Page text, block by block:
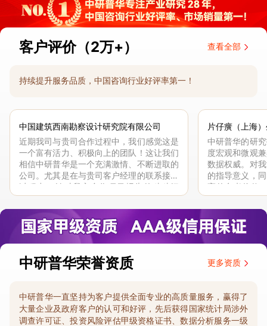
客户评价（2万+） 查看全部
持续提升服务品质，中国咨询行业好评率第一！
中国建筑西南勘察设计研究院有限公司
近期我司与贵司合作过程中，我们感觉这是
一个富有活力、积极向上的团队！这让我们
相信中研普华是一个充满激情、不断进取的
公司。尤其是在与贵司客户经理的联系接洽
过程中，针对我方合作项目报告的种种细
节，及时细致缜密地协助与项目部沟通、探
讨和完善...
片仔癀（上海
中研普华的研
度宏观和微观
数据权威。对
的指导意义，
高的参考价值
体化”服务和行
司继续...
中研普华荣誉资质 更多资质
中研普华一直坚持为客户提供全面专业的高质量服务，赢得了
大量企业及政府客户的认可和好评，先后获得国家统计局涉外
调查许可证、投资风险评估甲级资格证书、数据分析服务一级